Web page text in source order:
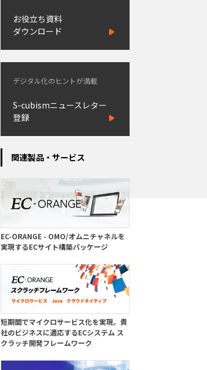
お役立ち資料
ダウンロード
デジタル化のヒントが満載
S-cubismニュースレター
登録
関連製品・サービス
EC-ORANGE - OMO/オムニチャネルを
実現するECサイト構築パッケージ
短期間でマイクロサービス化を実現。貴
社のビジネスに適応するECシステム ス
クラッチ開発フレームワーク